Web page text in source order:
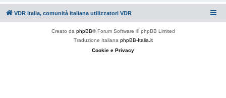
VDR Italia, comunità italiana utilizzatori VDR
Creato da phpBB® Forum Software © phpBB Limited
Traduzione Italiana phpBB-Italia.it
Cookie e Privacy